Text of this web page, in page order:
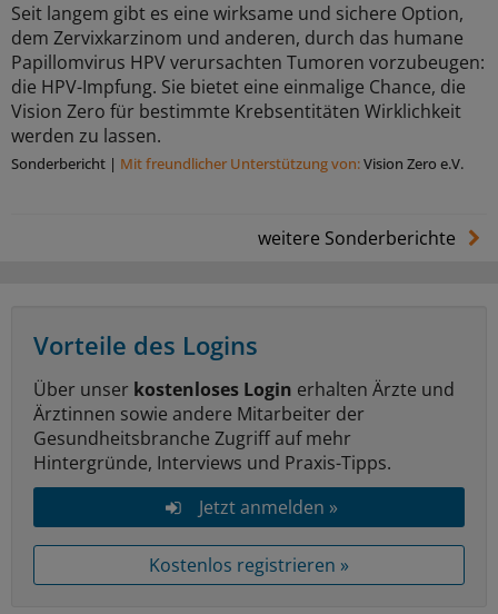
Seit langem gibt es eine wirksame und sichere Option,
dem Zervixkarzinom und anderen, durch das humane
Papillomvirus HPV verursachten Tumoren vorzubeugen:
die HPV-Impfung. Sie bietet eine einmalige Chance, die
Vision Zero für bestimmte Krebsentitäten Wirklichkeit
werden zu lassen.
Sonderbericht | Mit freundlicher Unterstützung von:Vision Zero e.V.
weitere Sonderberichte
Vorteile des Logins
Über unser kostenloses Login erhalten Ärzte und
Ärztinnen sowie andere Mitarbeiter der
Gesundheitsbranche Zugriff auf mehr
Hintergründe, Interviews und Praxis-Tipps.
Jetzt anmelden »
Kostenlos registrieren »